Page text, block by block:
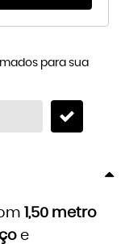
para sua
1,50 metro
e